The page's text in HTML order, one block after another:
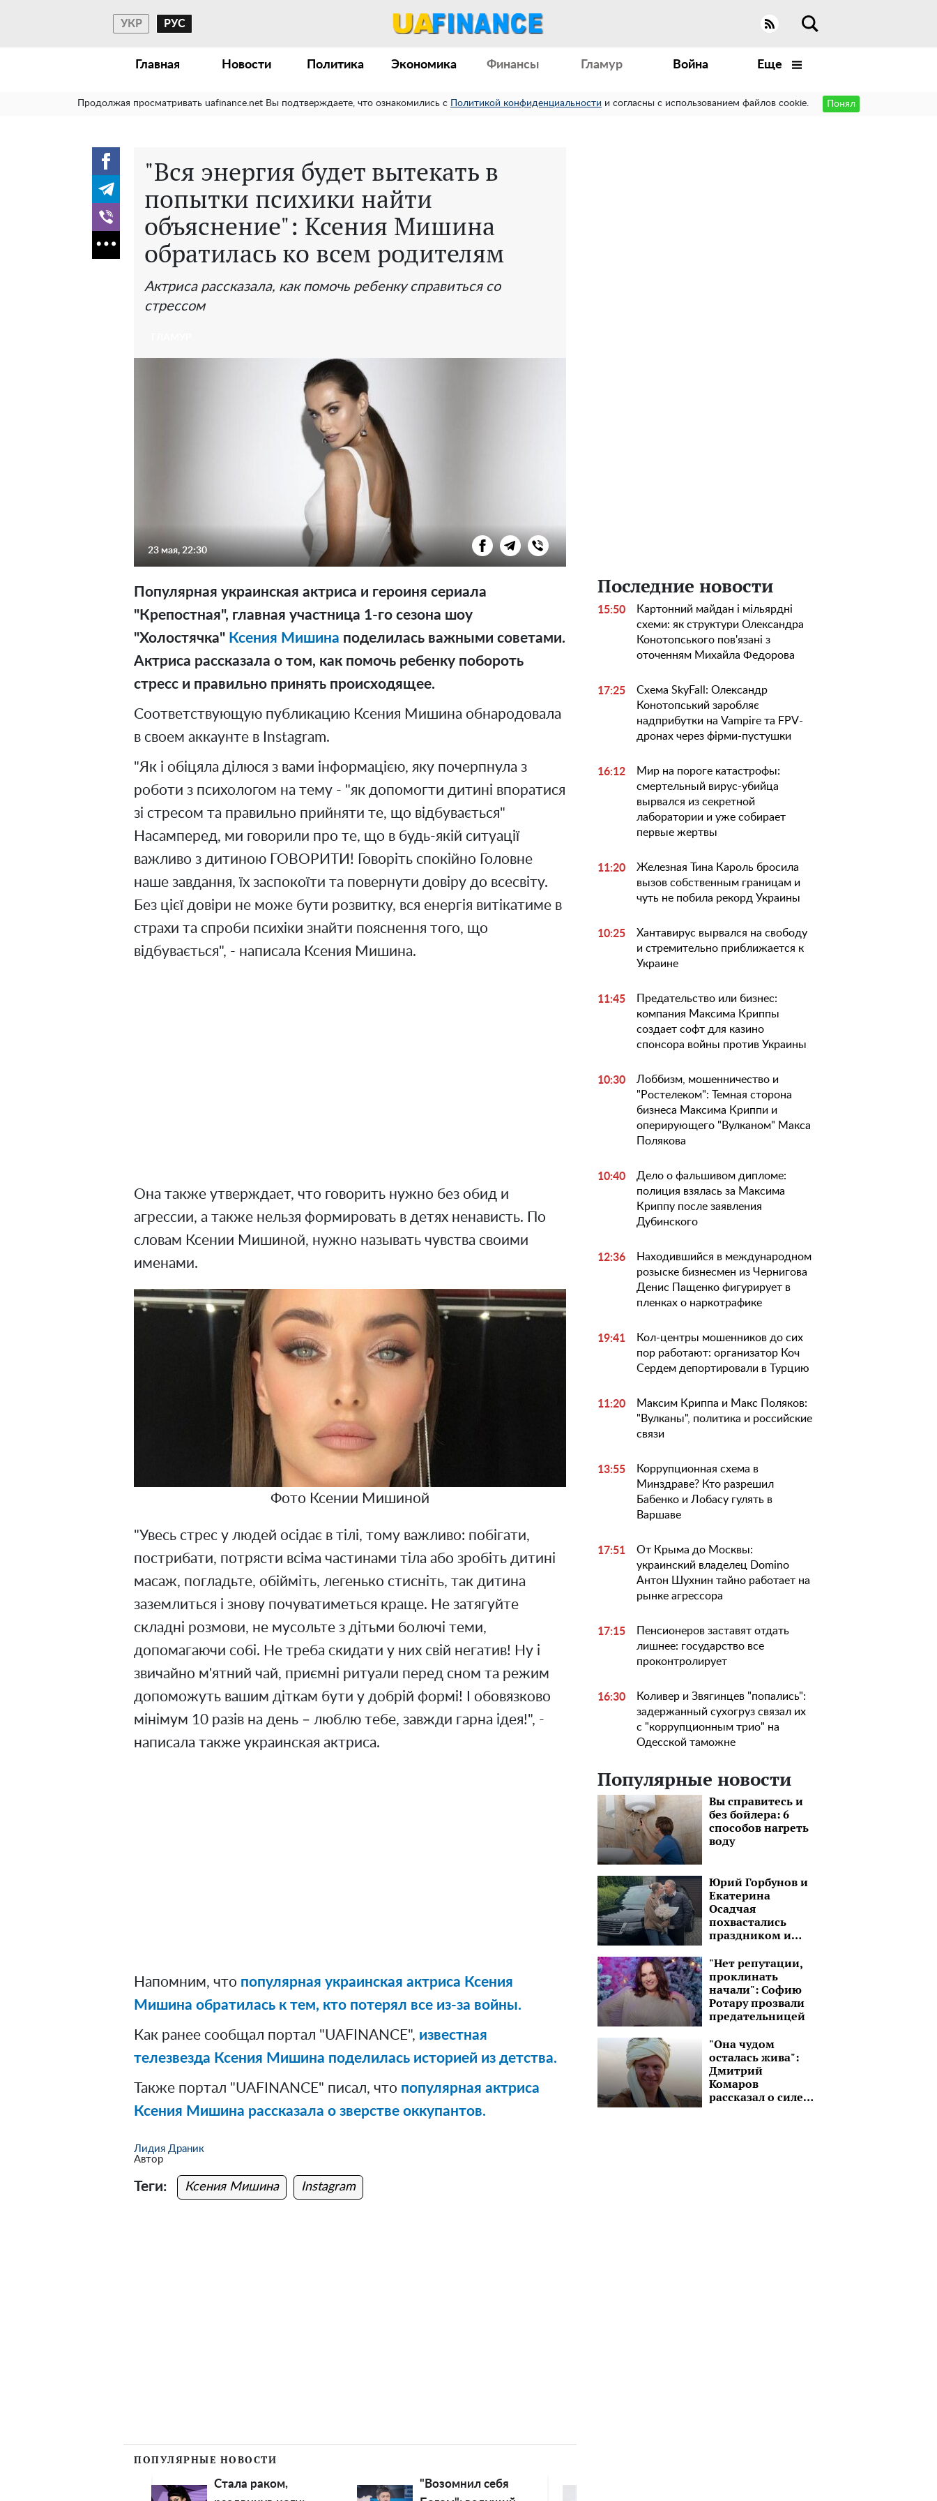
УКР РУС
Главная Новости Политика Экономика Финансы Гламур Война Еще
Продолжая просматривать uafinance.net Вы подтверждаете, что ознакомились с Политикой конфиденциальности и согласны с использованием файлов cookie. Понял
"Вся энергия будет вытекать в
попытки психики найти
объяснение": Ксения Мишина
обратилась ко всем родителям
Актриса рассказала, как помочь ребенку справиться со
стрессом
23 мая, 22:30
Популярная украинская актриса и героиня сериала
"Крепостная", главная участница 1-го сезона шоу
"Холостячка" Ксения Мишина поделилась важными советами.
Актриса рассказала о том, как помочь ребенку побороть
стресс и правильно принять происходящее.
Соответствующую публикацию Ксения Мишина обнародовала
в своем аккаунте в Instagram.
"Як і обіцяла ділюся з вами інформацією, яку почерпнула з
роботи з психологом на тему - "як допомогти дитині впоратися
зі стресом та правильно прийняти те, що відбувається"
Насамперед, ми говорили про те, що в будь-якій ситуації
важливо з дитиною ГОВОРИТИ! Говоріть спокійно Головне
наше завдання, їх заспокоїти та повернути довіру до всесвіту.
Без цієї довіри не може бути розвитку, вся енергія витікатиме в
страхи та спроби психіки знайти пояснення того, що
відбувається", - написала Ксения Мишина.
Она также утверждает, что говорить нужно без обид и
агрессии, а также нельзя формировать в детях ненависть. По
словам Ксении Мишиной, нужно называть чувства своими
именами.
Фото Ксении Мишиной
"Увесь стрес у людей осідає в тілі, тому важливо: побігати,
пострибати, потрясти всіма частинами тіла або зробіть дитині
масаж, погладьте, обійміть, легенько стисніть, так дитина
заземлиться і знову почуватиметься краще. Не затягуйте
складні розмови, не мусольте з дітьми болючі теми,
допомагаючи собі. Не треба скидати у них свій негатив! Ну і
звичайно м'ятний чай, приємні ритуали перед сном та режим
допоможуть вашим діткам бути у добрій формі! І обовязково
мінімум 10 разів на день – люблю тебе, завжди гарна ідея!", -
написала также украинская актриса.
Напомним, что популярная украинская актриса Ксения
Мишина обратилась к тем, кто потерял все из-за войны.
Как ранее сообщал портал "UAFINANCE", известная
телезвезда Ксения Мишина поделилась историей из детства.
Также портал "UAFINANCE" писал, что популярная актриса
Ксения Мишина рассказала о зверстве оккупантов.
Лидия Драник
Автор
Теги: Ксения Мишина Instagram
ПОПУЛЯРНЫЕ НОВОСТИ
Стала раком,
"Возомнил себя
Последние новости
15:50
Картонний майдан і мільярдні
схеми: як структури Олександра
Конотопського пов'язані з
оточенням Михайла Федорова
17:25
Схема SkyFall: Олександр
Конотопський заробляє
надприбутки на Vampire та FPV-
дронах через фірми-пустушки
16:12
Мир на пороге катастрофы:
смертельный вирус-убийца
вырвался из секретной
лаборатории и уже собирает
первые жертвы
11:20
Железная Тина Кароль бросила
вызов собственным границам и
чуть не побила рекорд Украины
10:25
Хантавирус вырвался на свободу
и стремительно приближается к
Украине
11:45
Предательство или бизнес:
компания Максима Криппы
создает софт для казино
спонсора войны против Украины
10:30
Лоббизм, мошенничество и
"Ростелеком": Темная сторона
бизнеса Максима Криппи и
оперирующего "Вулканом" Макса
Полякова
10:40
Дело о фальшивом дипломе:
полиция взялась за Максима
Криппу после заявления
Дубинского
12:36
Находившийся в международном
розыске бизнесмен из Чернигова
Денис Пащенко фигурирует в
пленках о наркотрафике
19:41
Кол-центры мошенников до сих
пор работают: организатор Коч
Сердем депортировали в Турцию
11:20
Максим Криппа и Макс Поляков:
"Вулканы", политика и российские
связи
13:55
Коррупционная схема в
Минздраве? Кто разрешил
Бабенко и Лобасу гулять в
Варшаве
17:51
От Крыма до Москвы:
украинский владелец Domino
Антон Шухнин тайно работает на
рынке агрессора
17:15
Пенсионеров заставят отдать
лишнее: государство все
проконтролирует
16:30
Коливер и Звягинцев "попались":
задержанный сухогруз связал их
с "коррупционным трио" на
Одесской таможне
Популярные новости
Вы справитесь и
без бойлера: 6
способов нагреть
воду
Юрий Горбунов и
Екатерина
Осадчая
похвастались
праздником и
черным авто:
"Завтра снова в
путь!"
"Нет репутации,
проклинать
начали": Софию
Ротару прозвали
предательницей
"Она чудом
осталась жива":
Дмитрий
Комаров
рассказал о силе